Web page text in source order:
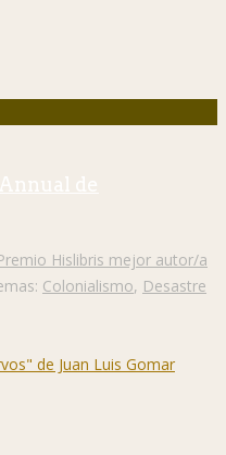
de
Hislibris mejor autor/a
Colonialismo, Desastre